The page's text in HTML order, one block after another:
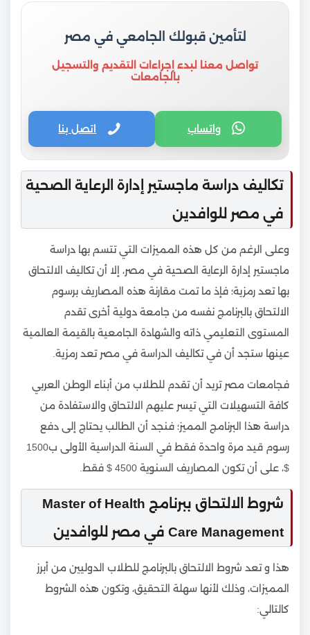
لتأمين قبولك الجامعي في مصر
تواصل معنا لبدء إجراءات التقديم والتسجيل
بالجامعات
واتساب اتصل بنا
تكاليف دراسة ماجستير إدارة الرعاية الصحية
في مصر للوافدين
وعلى الرغم من كل هذه المميزات التي تتسم بها دراسة
ماجستير إدارة الرعاية الصحية في مصر، إلا أن تكاليف الالتحاق
بها تعد رمزية؛ فإذ ما تمت مقارنة هذه المصاريف برسوم
الالتحاق بالبرنامج نفسه من جامعة دولية أخرى تقدم
المستوى التعليمي ذاته والشهادة الجامعية بالقيمة العالمية
عينها ستجد أن في تكاليف الدراسة في مصر تعد رمزية.
فجامعات مصر تريد أن تقدم للطلاب من أبناء الوطن العربي
كافة التسهيلات التي تيسر عليهم الالتحاق والاستفادة من
دراسة هذا البرنامج المميز؛ فنجد أن الطالب يحتاج إلى دفع
رسوم قيد مرة واحدة فقط في السنة الدراسية الأولى ب1500
$، على أن تكون المصاريف السنوية 4500 $ فقط.
شروط الالتحاق ببرنامج Master of Health
Care Management في مصر للوافدين
هذا و تعد شروط الالتحاق بالبرنامج للطلاب الدوليين من أبرز
المميزات، وذلك لأنها سهلة التحقيق، وتكون هذه الشروط
كالتالي: